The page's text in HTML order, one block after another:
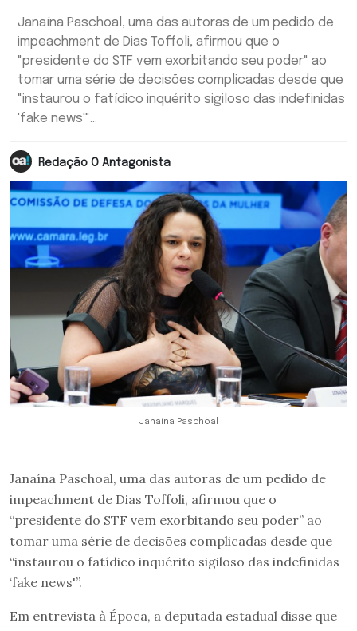
Janaína Paschoal, uma das autoras de um pedido de
impeachment de Dias Toffoli, afirmou que o
"presidente do STF vem exorbitando seu poder" ao
tomar uma série de decisões complicadas desde que
"instaurou o fatídico inquérito sigiloso das indefinidas
'fake news'"...
Redação O Antagonista
Janaína Paschoal
Janaína Paschoal, uma das autoras de um pedido de
impeachment de Dias Toffoli, afirmou que o
“presidente do STF vem exorbitando seu poder” ao
tomar uma série de decisões complicadas desde que
“instaurou o fatídico inquérito sigiloso das indefinidas
‘fake news'”.
Em entrevista à Época, a deputada estadual disse que